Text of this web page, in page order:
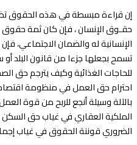
إن قراءة مبسطة في هذه
حقـوق الإنسان ، فإن كان ثمة
الإنسانية له والضمان الاجتماعي،
تسمح بجعلها جزءا من قانون البلد
للحاجات الغذائية وكيف يترجم حق
احترام حق العمل في منظومة
بالآلة وسيلة أنجع للربح من قوة
الملكية العقاري في غياب حق
الضروري قوننة الحقوق في غياب